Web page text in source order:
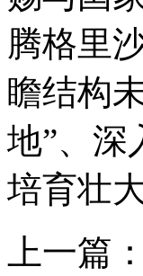
腾格里
瞻结构
地”、深
培育壮
上一篇：